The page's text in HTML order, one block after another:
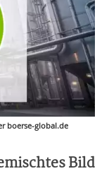
boerse-global.de
Bild